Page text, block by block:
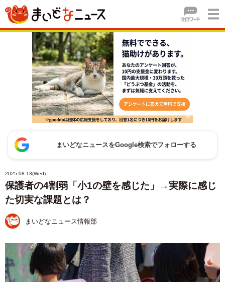
まいどなニュースをGoogle検索でフォローする
2025.08.13(Wed)
保護者の4割弱「小1の壁を感じた」→実際に感じ
た切実な課題とは？
まいどなニュース情報部